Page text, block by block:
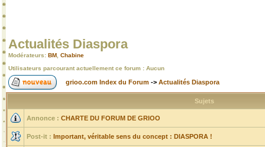
Actualités Diaspora
Modérateurs: BM Chabine
Utilisateurs parcourant actuellement ce forum : Aucun
grioo.com Index du Forum -> Actualités Diaspora
Sujets
Annonce : CHARTE DU FORUM DE GRIOO
Post-it : Important, véritable sens du concept : DIASPORA !